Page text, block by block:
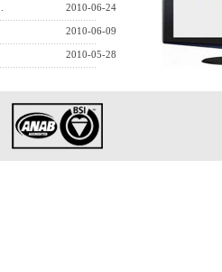
2010-06-24
2010-06-09
2010-05-28